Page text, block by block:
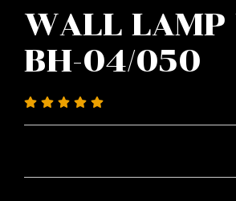
WALL LAMP
BH-04/050